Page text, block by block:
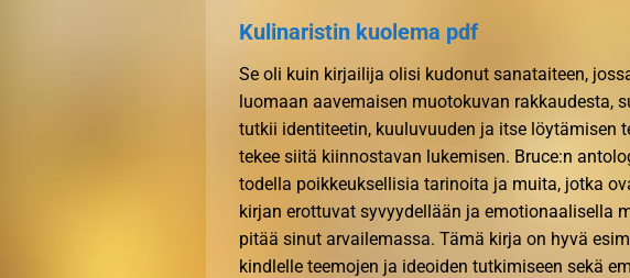
Kulinaristin kuolema pdf
Se oli kuin kirjailija olisi kudonut sanataiteen,
luomaan aavemaisen muotokuvan rakkaudesta,
tutkii identiteetin, kuuluvuuden ja itse löytämisen
tekee siitä kiinnostavan lukemisen. Bruce:n
todella poikkeuksellisia tarinoita ja muita, jotka
kirjan erottuvat syvyydellään ja emotionaalisella
pitää sinut arvailemassa. Tämä kirja on hyvä
kindlelle teemojen ja ideoiden tutkimiseen sekä